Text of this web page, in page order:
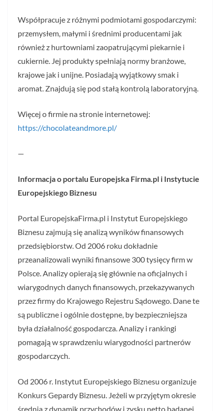
Współpracuje z różnymi podmiotami gospodarczymi:
przemysłem, małymi i średnimi producentami jak
również z hurtowniami zaopatrującymi piekarnie i
cukiernie. Jej produkty spełniają normy branżowe,
krajowe jak i unijne. Posiadają wyjątkowy smak i
aromat. Znajdują się pod stałą kontrolą laboratoryjną.
Więcej o firmie na stronie internetowej:
https://chocolateandmore.pl/
—
Informacja o portalu Europejska Firma.pl i Instytucie
Europejskiego Biznesu
Portal EuropejskaFirma.pl i Instytut Europejskiego
Biznesu zajmują się analizą wyników finansowych
przedsiębiorstw. Od 2006 roku dokładnie
przeanalizowali wyniki finansowe 300 tysięcy firm w
Polsce. Analizy opierają się głównie na oficjalnych i
wiarygodnych danych finansowych, przekazywanych
przez firmy do Krajowego Rejestru Sądowego. Dane te
są publiczne i ogólnie dostępne, by bezpieczniejsza
była działalność gospodarcza. Analizy i rankingi
pomagają w sprawdzeniu wiarygodności partnerów
gospodarczych.
Od 2006 r. Instytut Europejskiego Biznesu organizuje
Konkurs Gepardy Biznesu. Jeżeli w przyjętym okresie
średnia z dynamik przychodów i zysku netto badanej